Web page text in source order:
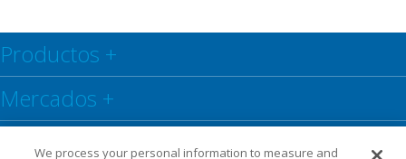
Productos +
Mercados +
Centro de recursos +
We process your personal information to measure and